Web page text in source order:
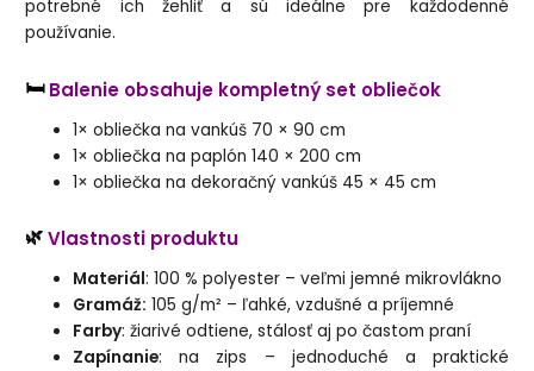
potrebné ich žehliť a sú ideálne pre každodenné
používanie.
🛏️Balenie obsahuje kompletný set obliečok
1× obliečka na vankúš 70 × 90 cm
1× obliečka na paplón 140 × 200 cm
1× obliečka na dekoračný vankúš 45 × 45 cm
🌿Vlastnosti produktu
Materiál: 100 % polyester – veľmi jemné mikrovlákno
Gramáž: 105 g/m² – ľahké, vzdušné a príjemné
Farby: žiarivé odtiene, stálosť aj po častom praní
Zapínanie: na zips – jednoduché a praktické